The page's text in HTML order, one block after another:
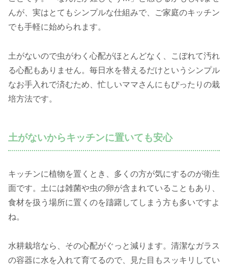
んが、実はとてもシンプルな仕組みで、ご家庭のキッチン
でも手軽に始められます。
土がないので虫がわく心配がほとんどなく、こぼれて汚れ
る心配もありません。毎日水を替えるだけというシンプル
なお手入れで済むため、忙しいママさんにもぴったりの栽
培方法です。
土がないからキッチンに置いても安心
キッチンに植物を置くとき、多くの方が気にするのが衛生
面です。土には雑菌や虫の卵が含まれていることもあり、
食材を扱う場所に置くのを躊躇してしまう方も多いですよ
ね。
水耕栽培なら、その心配がぐっと減ります。清潔なガラス
の容器に水を入れて育てるので、見た目もスッキリしてい